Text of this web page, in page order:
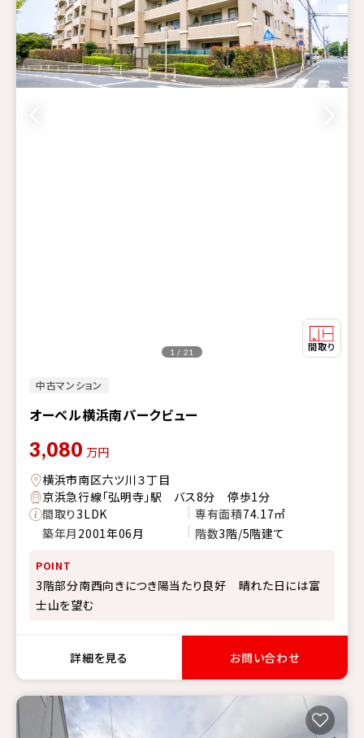
中古マンション
オーベル横浜南パークビュー
1 / 21
3,080 万円
横浜市南区六ツ川３丁目
京浜急行線「弘明寺」駅 バス8分 停歩1分
間取り3LDK 専有面積74.17㎡
築年月 2001年06月 階数3階/5階建て
POINT
3階部分南西向きにつき陽当たり良好 晴れた日には富
士山を望む
詳細を見る お問い合わせ